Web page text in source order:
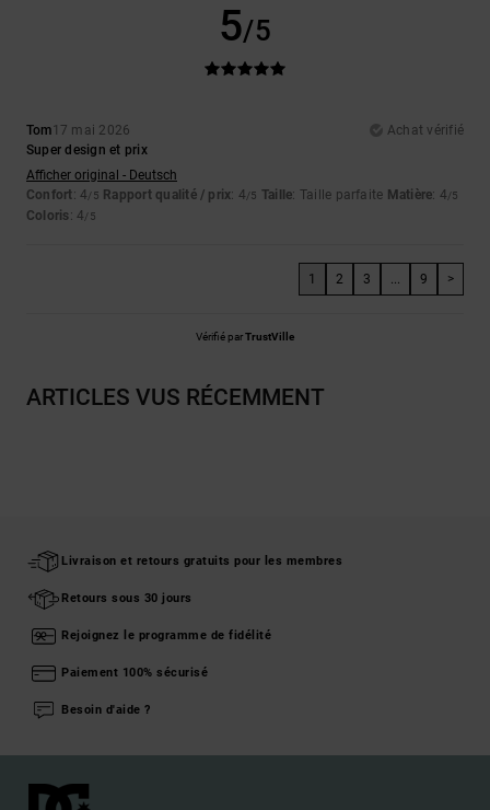
5/5
Tom17 mai 2026
Achat vérifié
Super design et prix
Afficher original - Deutsch
Confort: 4/5 Rapport qualité / prix: 4/5 Taille: Taille parfaite Matière: 4/5
Coloris: 4/5
1 2 3 ... 9 >
Vérifié parTrustVille
ARTICLES VUS RÉCEMMENT
Livraison et retours gratuits pour les membres
Retours sous 30 jours
Rejoignez le programme de fidélité
Paiement 100% sécurisé
Besoin d'aide ?